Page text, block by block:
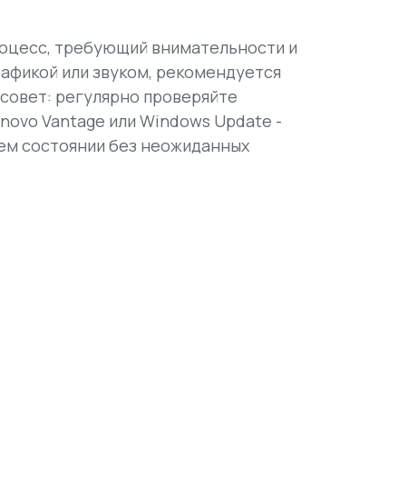
требующий внимательности и
или звуком, рекомендуется
регулярно проверяйте
Vantage или Windows Update -
состоянии без неожиданных